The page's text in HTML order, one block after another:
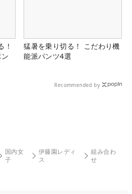
！
猛暑を乗り切る！ こだわり機
能派パンツ4選
Recommended by
国内女
子
伊藤園レディ
ス
組み合わ
せ